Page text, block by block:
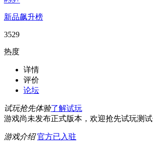
新品飙升榜
3529
热度
详情
评价
论坛
试玩抢先体验了解试玩
游戏尚未发布正式版本，欢迎抢先试玩测
游戏介绍 官方已入驻